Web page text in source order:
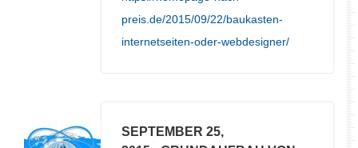
preis.de/2015/09/22/baukasten-
internetseiten-oder-webdesigner/
SEPTEMBER 25,